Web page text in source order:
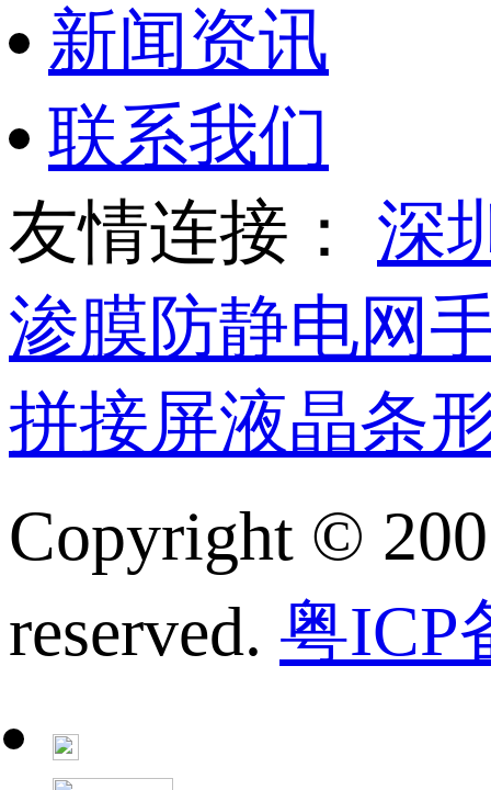
新闻资讯
联系我们
友情连接：
深
渗膜防静电网
拼接屏液晶条
Copyright ©
reserved. 粤ICP